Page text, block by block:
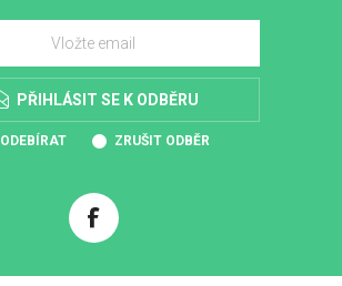
PŘIHLÁSIT SE K ODBĚRU
ODEBÍRAT ZRUŠIT ODBĚR